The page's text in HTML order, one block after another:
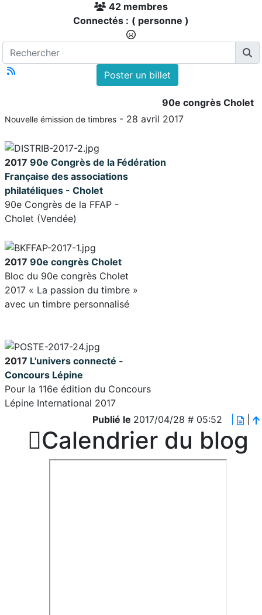
42 membres
Connectés : ( personne )
Poster un billet
90e congrès Cholet
Nouvelle émission de timbres - 28 avril 2017
2017 90e Congrès de la Fédération
Française des associations
philatéliques - Cholet
90e Congrès de la FFAP -
Cholet (Vendée)
2017 90e congrès Cholet
Bloc du 90e congrès Cholet
2017 « La passion du timbre »
avec un timbre personnalisé
2017 L'univers connecté -
Concours Lépine
Pour la 116e édition du Concours
Lépine International 2017
Publié le 2017/04/28 # 05:52
Calendrier du blog